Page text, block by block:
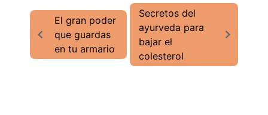
El gran poder
que guardas
en tu armario
Secretos del
ayurveda para
bajar el
colesterol